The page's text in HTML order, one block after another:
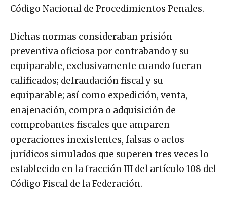
Código Nacional de Procedimientos Penales.
Dichas normas consideraban prisión
preventiva oficiosa por contrabando y su
equiparable, exclusivamente cuando fueran
calificados; defraudación fiscal y su
equiparable; así como expedición, venta,
enajenación, compra o adquisición de
comprobantes fiscales que amparen
operaciones inexistentes, falsas o actos
jurídicos simulados que superen tres veces lo
establecido en la fracción III del artículo 108 del
Código Fiscal de la Federación.